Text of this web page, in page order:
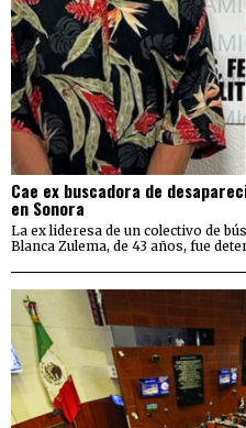
Cae ex buscadora de
en Sonora
La ex lideresa de un colectivo de
Blanca Zulema, de 43 años, fue